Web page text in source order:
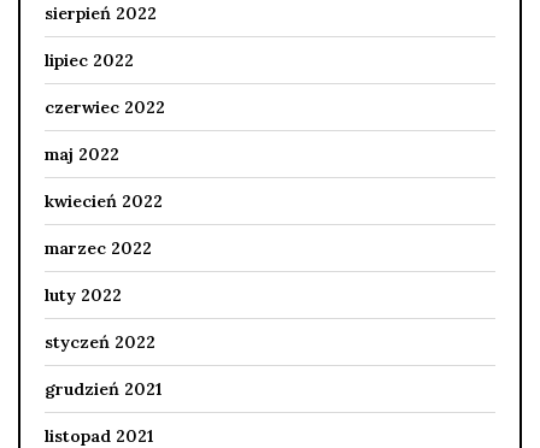
sierpień 2022
lipiec 2022
czerwiec 2022
maj 2022
kwiecień 2022
marzec 2022
luty 2022
styczeń 2022
grudzień 2021
listopad 2021